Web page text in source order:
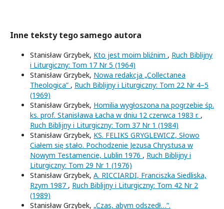
Inne teksty tego samego autora
Stanisław Grzybek, Kto jest moim bliźnim , Ruch Biblijny
i Liturgiczny: Tom 17 Nr 5 (1964)
Stanisław Grzybek, Nowa redakcja „Collectanea
Theologica” , Ruch Biblijny i Liturgiczny: Tom 22 Nr 4–5
(1969)
Stanisław Grzybek, Homilia wygłoszona na pogrzebie śp.
ks. prof. Stanisława Łacha w dniu 12 czerwca 1983 r. ,
Ruch Biblijny i Liturgiczny: Tom 37 Nr 1 (1984)
Stanisław Grzybek, KS. FELIKS GRYGLEWICZ, Słowo
Ciałem się stało. Pochodzenie Jezusa Chrystusa w
Nowym Testamencie, Lublin 1976 , Ruch Biblijny i
Liturgiczny: Tom 29 Nr 1 (1976)
Stanisław Grzybek, A. RICCIARDI, Franciszka Siedliska,
Rzym 1987 , Ruch Biblijny i Liturgiczny: Tom 42 Nr 2
(1989)
Stanisław Grzybek, „Czas, abym odszedł…”.